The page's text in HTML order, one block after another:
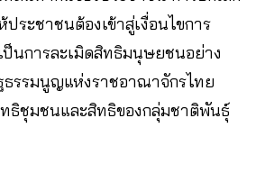
ระชาชนต้องเข้าสู่เงื่อนไขการ
นการละเมิดสิทธิมนุษยชนอย่าง
ธรรมนูญแห่งราชอาณาจักรไทย
ธิชุมชนและสิทธิของกลุ่มชาติพันธุ์